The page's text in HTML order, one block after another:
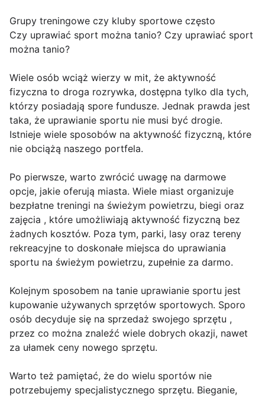
Grupy treningowe czy kluby sportowe często
Czy uprawiać sport można tanio? Czy uprawiać sport
można tanio?
Wiele osób wciąż wierzy w mit, że aktywność
fizyczna to droga rozrywka, dostępna tylko dla tych,
którzy posiadają spore fundusze. Jednak prawda jest
taka, że uprawianie sportu nie musi być drogie.
Istnieje wiele sposobów na aktywność fizyczną, które
nie obciążą naszego portfela.
Po pierwsze, warto zwrócić uwagę na darmowe
opcje, jakie oferują miasta. Wiele miast organizuje
bezpłatne treningi na świeżym powietrzu, biegi oraz
zajęcia , które umożliwiają aktywność fizyczną bez
żadnych kosztów. Poza tym, parki, lasy oraz tereny
rekreacyjne to doskonałe miejsca do uprawiania
sportu na świeżym powietrzu, zupełnie za darmo.
Kolejnym sposobem na tanie uprawianie sportu jest
kupowanie używanych sprzętów sportowych. Sporo
osób decyduje się na sprzedaż swojego sprzętu ,
przez co można znaleźć wiele dobrych okazji, nawet
za ułamek ceny nowego sprzętu.
Warto też pamiętać, że do wielu sportów nie
potrzebujemy specjalistycznego sprzętu. Bieganie,